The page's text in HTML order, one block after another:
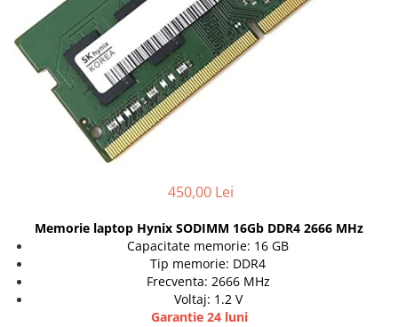
Genti Laptop
Incarcatoare laptop
Incarcatoare laptop refurbished
Standuri și Coolere Laptop
Alte accesorii
Card reader
Coolere
Surse PC
Carcase
Placi de baza
Ventilatoare carcasa
Componente Renew/Refurbished
Placi de baza REFURBISHED
PC All-in-One
Calculatoare All-in-One NOI
All-in-One REFURBISHED
Calculatoare All-in-One RENEW
450,00 Lei
Memorie laptop Hynix SODIMM 16Gb DDR4 2666 MHz
Capacitate memorie: 16 GB
Tip memorie: DDR4
Frecventa: 2666 MHz
Voltaj: 1.2 V
Garantie 24 luni